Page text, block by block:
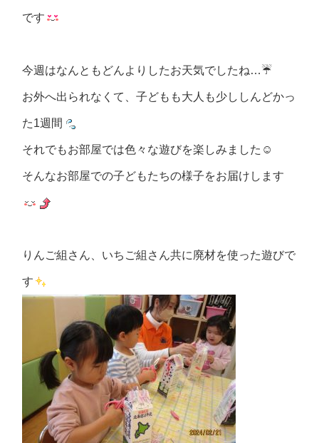
です
今週はなんともどんよりしたお天気でしたね…☔
お外へ出られなくて、子どもも大人も少ししんどかっ
た1週間
それでもお部屋では色々な遊びを楽しみました☺
そんなお部屋での子どもたちの様子をお届けします
りんご組さん、いちご組さん共に廃材を使った遊びで
す